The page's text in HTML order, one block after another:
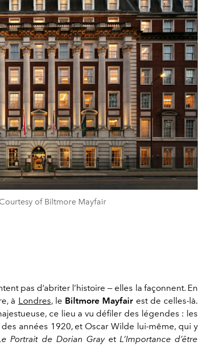
of Biltmore Mayfair
pas d’abriter l’histoire — elles la façonnent. En
à Londres, le Biltmore Mayfair est de celles-là.
ce lieu a vu défiler des légendes : les
années 1920, et Oscar Wilde lui-même, qui y
Portrait de Dorian Grayet L’Importance d’être